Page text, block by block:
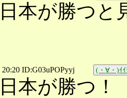
本が勝つと
20:20 ID:G03uPOPyyj (・∀・)ｲ
本が勝つ！